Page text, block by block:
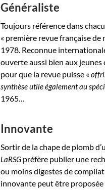
Généraliste
Toujours référence dans
« première revue française
1978. Reconnue
ouverte aussi bien aux jeunes
pour que la revue puisse «
synthèse utile également au
1965…
Innovante
Sortir de la chape de plomb
LaRSG préfère publier une
ou moins digestes de
innovante peut être proposée